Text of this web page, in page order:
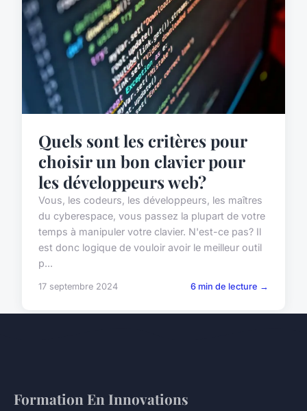
Quels sont les critères pour
choisir un bon clavier pour
les développeurs web?
Vous, les codeurs, les développeurs, les maîtres
du cyberespace, vous passez la plupart de votre
temps à manipuler votre clavier. N'est-ce pas? Il
est donc logique de vouloir avoir le meilleur outil
p...
17 septembre 2024 6 min de lecture →
Formation En Innovations